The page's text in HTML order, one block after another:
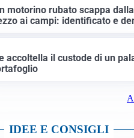
motorino rubato scappa
ai campi: identificato e
accoltella il custode di un
IDEE E CONSIGLI